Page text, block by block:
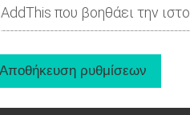
AddThis που βοηθάει την